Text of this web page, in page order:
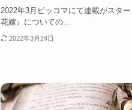
2022年3月ピッコマにて連載がスタ
花嫁』についての...
2022年3月24日